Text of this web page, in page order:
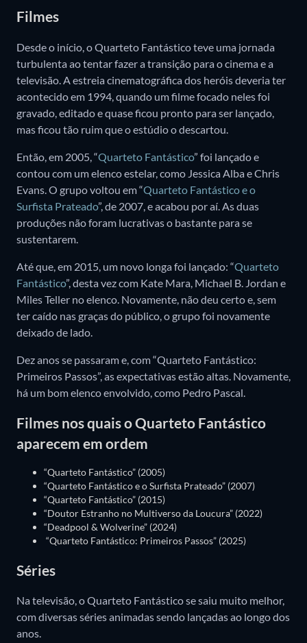
Filmes
Desde o início, o Quarteto Fantástico teve uma jornada
turbulenta ao tentar fazer a transição para o cinema e a
televisão. A estreia cinematográfica dos heróis deveria ter
acontecido em 1994, quando um filme focado neles foi
gravado, editado e quase ficou pronto para ser lançado,
mas ficou tão ruim que o estúdio o descartou.
Então, em 2005, “Quarteto Fantástico” foi lançado e
contou com um elenco estelar, como Jessica Alba e Chris
Evans. O grupo voltou em “Quarteto Fantástico e o
Surfista Prateado”, de 2007, e acabou por aí. As duas
produções não foram lucrativas o bastante para se
sustentarem.
Até que, em 2015, um novo longa foi lançado: “Quarteto
Fantástico”, desta vez com Kate Mara, Michael B. Jordan e
Miles Teller no elenco. Novamente, não deu certo e, sem
ter caído nas graças do público, o grupo foi novamente
deixado de lado.
Dez anos se passaram e, com “Quarteto Fantástico:
Primeiros Passos”, as expectativas estão altas. Novamente,
há um bom elenco envolvido, como Pedro Pascal.
Filmes nos quais o Quarteto Fantástico
aparecem em ordem
“Quarteto Fantástico” (2005)
“Quarteto Fantástico e o Surfista Prateado” (2007)
“Quarteto Fantástico” (2015)
“Doutor Estranho no Multiverso da Loucura” (2022)
“Deadpool & Wolverine” (2024)
“Quarteto Fantástico: Primeiros Passos” (2025)
Séries
Na televisão, o Quarteto Fantástico se saiu muito melhor,
com diversas séries animadas sendo lançadas ao longo dos
anos.